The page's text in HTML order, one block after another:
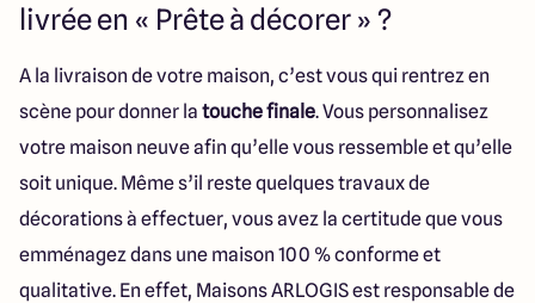
livrée en « Prête à décorer » ?
A la livraison de votre maison, c’est vous qui rentrez en
scène pour donner la touche finale. Vous personnalisez
votre maison neuve afin qu’elle vous ressemble et qu’elle
soit unique. Même s’il reste quelques travaux de
décorations à effectuer, vous avez la certitude que vous
emménagez dans une maison 100 % conforme et
qualitative. En effet, Maisons ARLOGIS est responsable de